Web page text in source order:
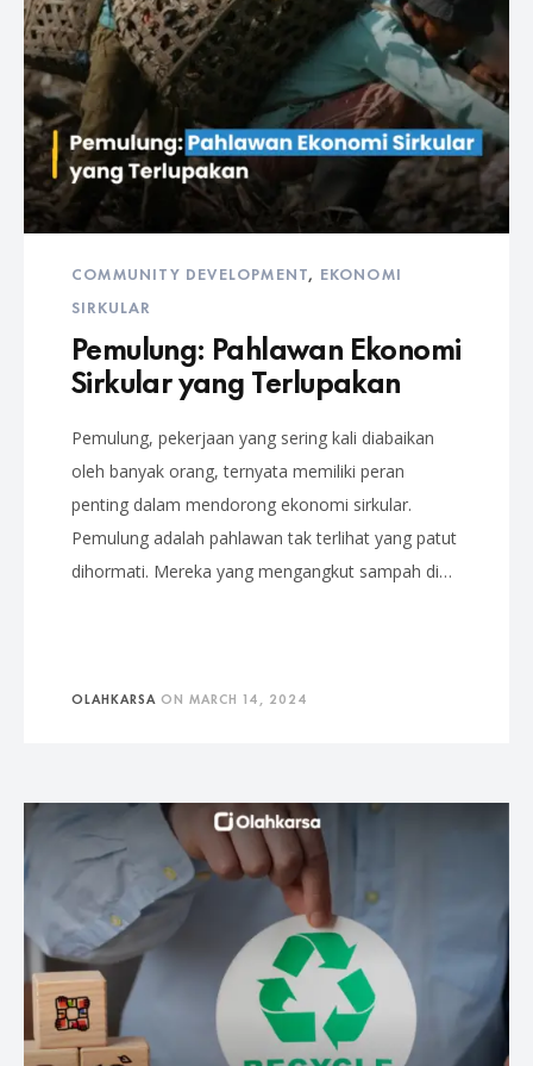
COMMUNITY DEVELOPMENT, EKONOMI
SIRKULAR
Pemulung: Pahlawan Ekonomi
Sirkular yang Terlupakan
Pemulung, pekerjaan yang sering kali diabaikan
oleh banyak orang, ternyata memiliki peran
penting dalam mendorong ekonomi sirkular.
Pemulung adalah pahlawan tak terlihat yang patut
dihormati. Mereka yang mengangkut sampah di…
OLAHKARSA ON MARCH 14, 2024